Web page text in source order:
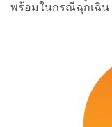
พร้อมในกรณีฉุกเฉิน